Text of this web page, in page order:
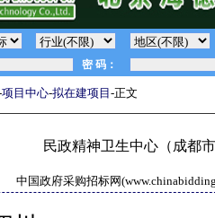
项目中心-拟在建项目 -正文
民政精神卫生中心（成都
中国政府采购招标网